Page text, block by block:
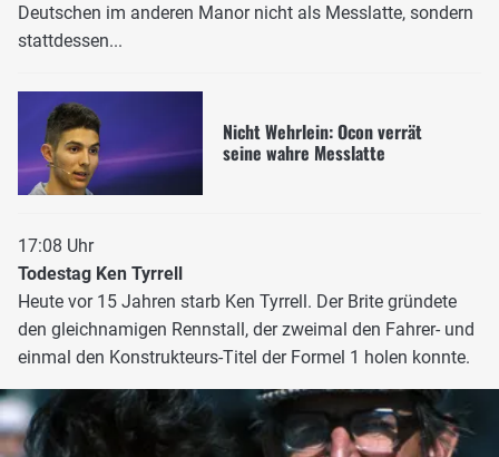
Deutschen im anderen Manor nicht als Messlatte, sondern
stattdessen...
Nicht Wehrlein: Ocon verrät
seine wahre Messlatte
17:08 Uhr
Todestag Ken Tyrrell
Heute vor 15 Jahren starb Ken Tyrrell. Der Brite gründete
den gleichnamigen Rennstall, der zweimal den Fahrer- und
einmal den Konstrukteurs-Titel der Formel 1 holen konnte.